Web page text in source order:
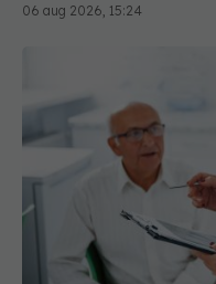
06 aug 2026, 15:24